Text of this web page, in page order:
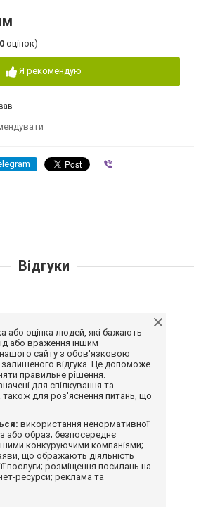
0 оцінок)
Я рекомендую
Відгуки
або оцінка людей, які бажають
або враження іншим
сайту з обов'язковою
залишеного відгука. Це допоможе
правильне рішення.
для спілкування та
також для роз'яснення питань, що
використання ненормативної
або образ; безпосереднє
конкуруючими компаніями;
що ображають діяльність
її послуги; розміщення посилань на
ресурси; реклама та